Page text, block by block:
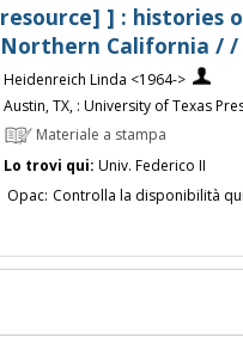
resource] ] : histories
Northern California / /
Heidenreich Linda <1964->
Austin, TX, : University of Texas
Materiale a stampa
Lo trovi qui: Univ. Federico II
Opac: Controlla la disponibilità